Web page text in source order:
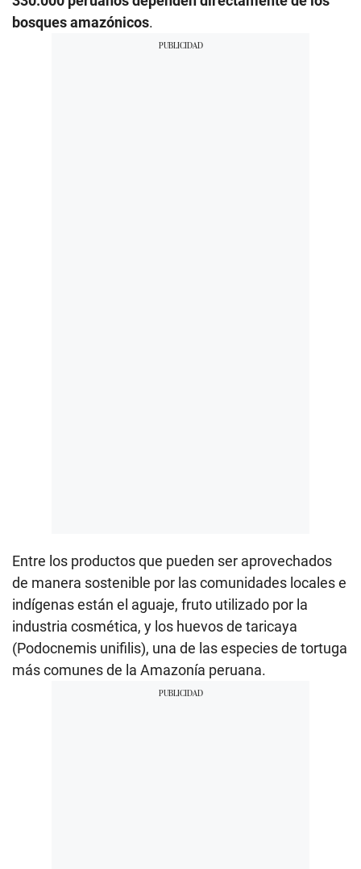
bosques amazónicos.
Entre los productos que pueden ser aprovechados
de manera sostenible por las comunidades locales e
indígenas están el aguaje, fruto utilizado por la
industria cosmética, y los huevos de taricaya
(Podocnemis unifilis), una de las especies de tortuga
más comunes de la Amazonía peruana.